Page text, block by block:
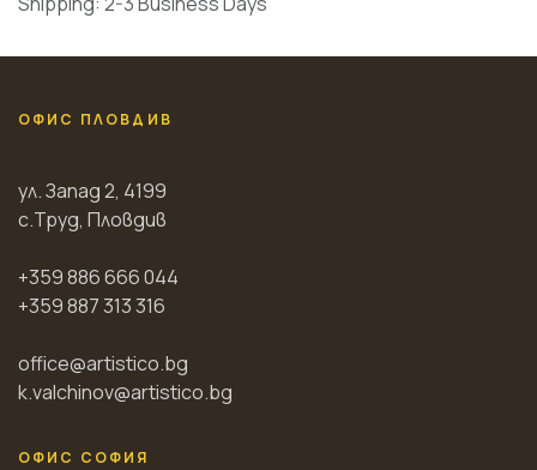
ОФИС ПЛОВДИВ
ул. Запад 2, 4199
с.Труд, Пловдив
+359 886 666 044
+359 887 313 316
office@artistico.bg
k.valchinov@artistico.bg
ОФИС СОФИЯ